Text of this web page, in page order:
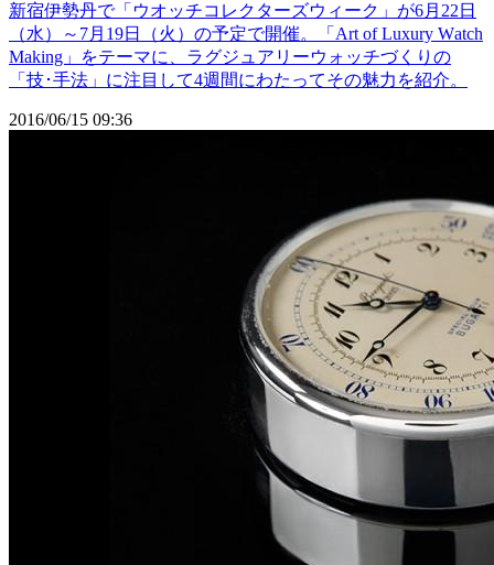
新宿伊勢丹で「ウオッチコレクターズウィーク」が6月22日
（水）～7月19日（火）の予定で開催。「Art of Luxury Watch
Making」をテーマに、ラグジュアリーウォッチづくりの
「技･手法」に注目して4週間にわたってその魅力を紹介。
2016/06/15 09:36